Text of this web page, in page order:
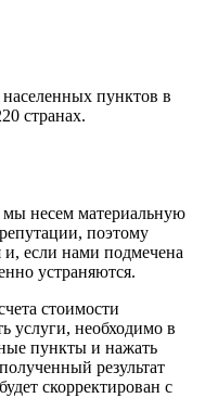
пунктов в
странах.
мы несем материальную
поэтому
и, если нами подмечена
устраняются.
стоимости
услуги, необходимо в
пункты и нажать
результат
скорректирован с